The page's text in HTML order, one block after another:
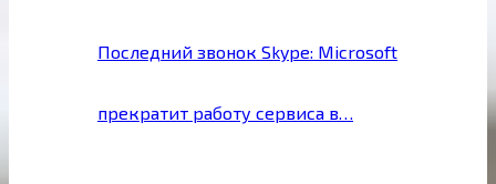
Последний звонок Skype: Microsoft
прекратит работу сервиса в…